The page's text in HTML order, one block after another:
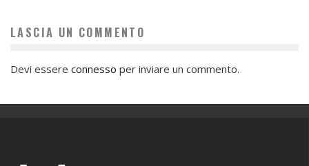
LASCIA UN COMMENTO
Devi essere connesso per inviare un commento.